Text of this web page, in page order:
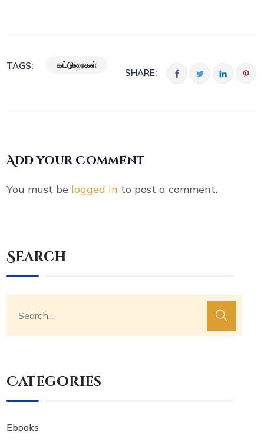
TAGS: கட்டுரைகள்
SHARE:
Add your Comment
You must be logged in to post a comment.
Search
Categories
Ebooks